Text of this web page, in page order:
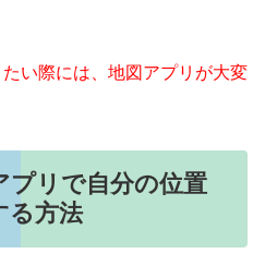
い際には、地図アプリが大変
プリで自分の位置
る方法